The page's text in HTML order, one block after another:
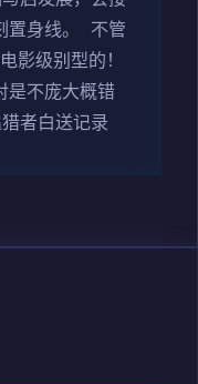
置身线。 不管
影级别型的！
是不庞大概错
者白送记录